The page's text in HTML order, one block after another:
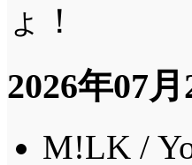
ょ！
2026年07
M!LK /